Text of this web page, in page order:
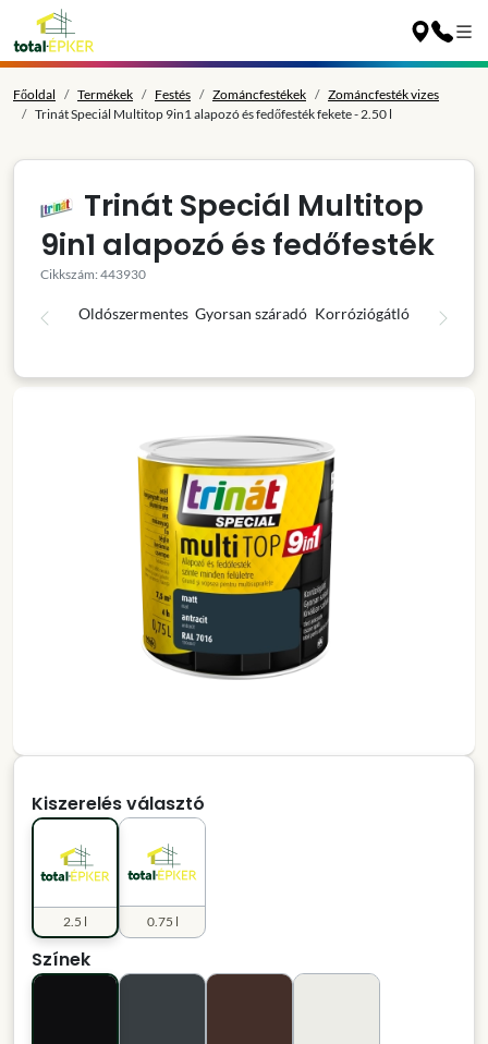
Főoldal Termékek Festés Zománcfestékek
Zománcfesték vizes
Trinát Speciál Multitop 9in1 alapozó és fedőfesték fekete - 2.50 l
Trinát Speciál Multitop
9in1 alapozó és fedőfesték
Cikkszám: 443930
Oldószermentes Gyorsan száradó Korróziógátló
Kiszerelés választó
0.75 l
2.5 l
Színek